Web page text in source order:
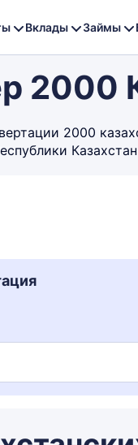
Вклады Займы
2000
2000